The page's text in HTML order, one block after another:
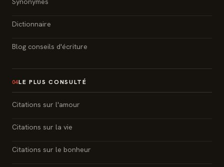
Dictionnaire
Blog conseils d'écriture
04LE PLUS CONSULTÉ
Citations sur l'amour
Citations sur la vie
Citations sur le bonheur